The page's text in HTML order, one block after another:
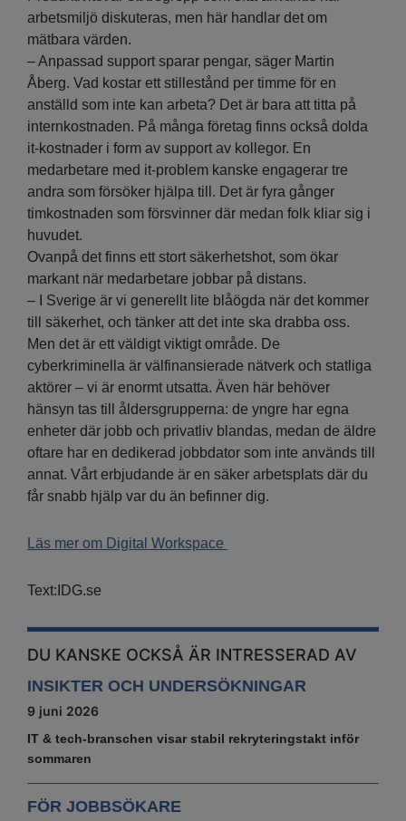
arbetsmiljö diskuteras, men här handlar det om
mätbara värden.
– Anpassad support sparar pengar, säger Martin
Åberg. Vad kostar ett stillestånd per timme för en
anställd som inte kan arbeta? Det är bara att titta på
internkostnaden. På många företag finns också dolda
it-kostnader i form av support av kollegor. En
medarbetare med it-problem kanske engagerar tre
andra som försöker hjälpa till. Det är fyra gånger
timkostnaden som försvinner där medan folk kliar sig i
huvudet.
Ovanpå det finns ett stort säkerhetshot, som ökar
markant när medarbetare jobbar på distans.
– I Sverige är vi generellt lite blåögda när det kommer
till säkerhet, och tänker att det inte ska drabba oss.
Men det är ett väldigt viktigt område. De
cyberkriminella är välfinansierade nätverk och statliga
aktörer – vi är enormt utsatta. Även här behöver
hänsyn tas till åldersgrupperna: de yngre har egna
enheter där jobb och privatliv blandas, medan de äldre
oftare har en dedikerad jobbdator som inte används till
annat. Vårt erbjudande är en säker arbetsplats där du
får snabb hjälp var du än befinner dig.
Läs mer om Digital Workspace
Text:IDG.se
DU KANSKE OCKSÅ ÄR INTRESSERAD AV
INSIKTER OCH UNDERSÖKNINGAR
9 juni 2026
IT & tech‑branschen visar stabil rekryteringstakt inför
sommaren
FÖR JOBBSÖKARE